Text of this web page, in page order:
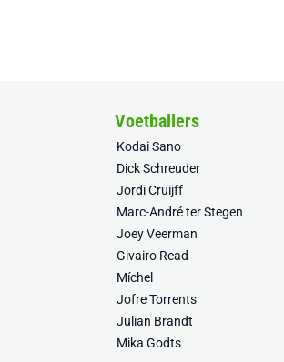
Voetballers
Kodai Sano
Dick Schreuder
Jordi Cruijff
Marc-André ter Stegen
Joey Veerman
Givairo Read
Míchel
Jofre Torrents
Julian Brandt
Mika Godts